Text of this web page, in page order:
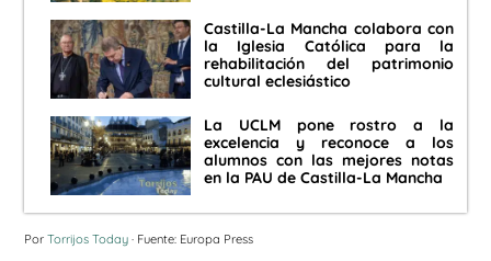
Castilla-La Mancha colabora con
la Iglesia Católica para la
rehabilitación del patrimonio
cultural eclesiástico
La UCLM pone rostro a la
excelencia y reconoce a los
alumnos con las mejores notas
en la PAU de Castilla-La Mancha
Por Torrijos Today · Fuente: Europa Press